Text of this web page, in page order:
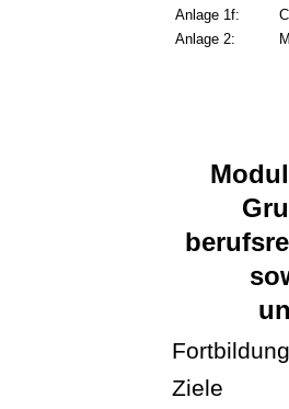
Anlage 1f:
Anlage 2:
Ziele